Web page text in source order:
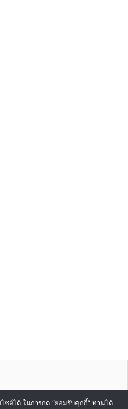
ซต์ได้ ในการกด “ยอมรับคุกกี้” ท่านได้